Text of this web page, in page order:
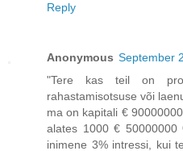
Reply
Anonymous September
"Tere kas teil on
rahastamisotsuse või
ma on kapitali €
alates 1000 € 50000000
inimene 3% intressi, kui